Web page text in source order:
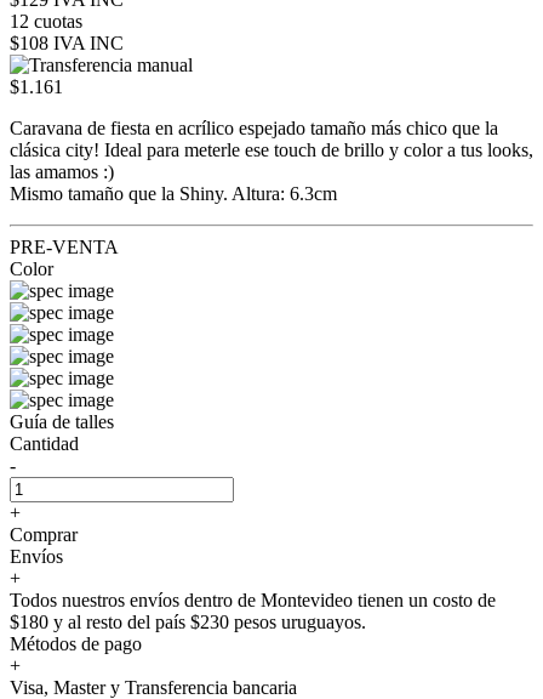
12 cuotas
$108 IVA INC
$1.161
Caravana de fiesta en acrílico espejado tamaño más chico que la
clásica city! Ideal para meterle ese touch de brillo y color a tus looks,
las amamos :)
Mismo tamaño que la Shiny. Altura: 6.3cm
PRE-VENTA
Color
Guía de talles
Cantidad
-
+
Comprar
Envíos
+
Todos nuestros envíos dentro de Montevideo tienen un costo de
$180 y al resto del país $230 pesos uruguayos.
Métodos de pago
+
Visa, Master y Transferencia bancaria